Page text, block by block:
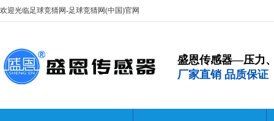
欢迎光临足球竞猜网-足球竞猜网(中国)官网
盛恩传感器—压力
厂家直销 品质保证